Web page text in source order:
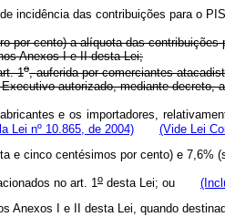
incidência das contribuições para o
por cento) a alíquota das
Anexos I e II desta Lei;
1o, auferida por comerciantes
autorizado, mediante
e os importadores,
Lei nº 10.865, de 2004) (Vide Lei
e cinco centésimos por cento) e
no art. 1o desta Lei; ou
Anexos I e II desta Lei, quando